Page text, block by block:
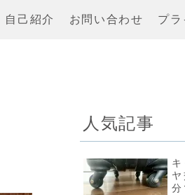
自己紹介 お問い合わせ プ
人気記事
分